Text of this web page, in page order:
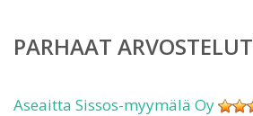
PARHAAT ARVOSTELUT
Aseaitta Sissos-myymälä Oy